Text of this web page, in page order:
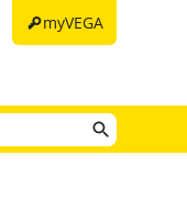
keymyVEGA